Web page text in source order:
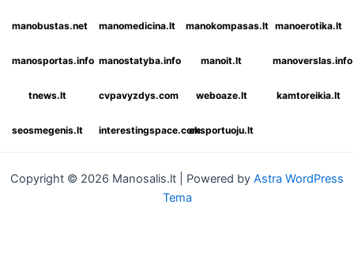
manobustas.net manomedicina.lt manokompasas.lt manoerotika.lt
manosportas.info manostatyba.info manoit.lt manoverslas.info
tnews.lt cvpavyzdys.com weboaze.lt kamtoreikia.lt
seosmegenis.lt interestingspace.comeksportuoju.lt
Copyright © 2026 Manosalis.lt | Powered by Astra WordPress
Tema